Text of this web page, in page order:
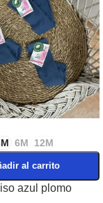
6M 12M
al carrito
azul plomo